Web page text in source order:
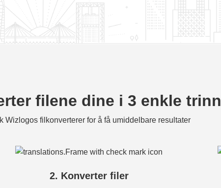
filene dine i 3 enkle trinn
Wizlogos filkonverterer for å få umiddelbare resultater
2. Konverter filer